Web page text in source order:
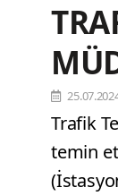
Trafik
temin